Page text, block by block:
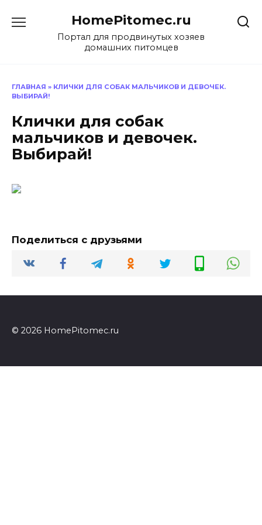
содержанию
HomePitomec.ru
Портал для продвинутых хозяев
домашних питомцев
ГЛАВНАЯ » КЛИЧКИ ДЛЯ СОБАК МАЛЬЧИКОВ И ДЕВОЧЕК.
ВЫБИРАЙ!
Клички для собак
мальчиков и девочек.
Выбирай!
Поделиться с друзьями
© 2026 HomePitomec.ru